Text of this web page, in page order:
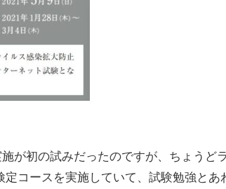
が初の試みだったのですが、ちょうどラ
コースを実施していて、試験勉強とあ